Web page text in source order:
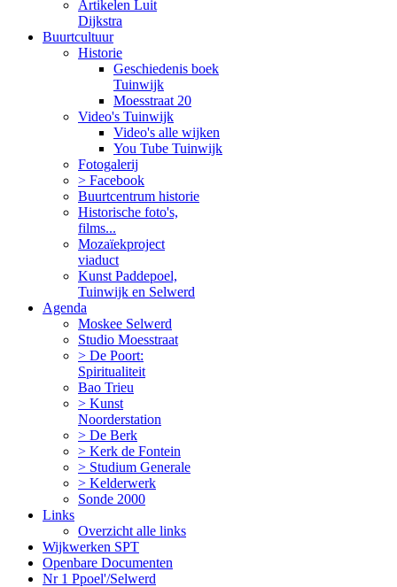
Artikelen Luit
Dijkstra
Buurtcultuur
Historie
Geschiedenis boek
Tuinwijk
Moesstraat 20
Video's Tuinwijk
Video's alle wijken
You Tube Tuinwijk
Fotogalerij
> Facebook
Buurtcentrum historie
Historische foto's,
films...
Mozaïekproject
viaduct
Kunst Paddepoel,
Tuinwijk en Selwerd
Agenda
Moskee Selwerd
Studio Moesstraat
> De Poort:
Spiritualiteit
Bao Trieu
> Kunst
Noorderstation
> De Berk
> Kerk de Fontein
> Studium Generale
> Kelderwerk
Sonde 2000
Links
Overzicht alle links
Wijkwerken SPT
Openbare Documenten
Nr 1 Ppoel'/Selwerd